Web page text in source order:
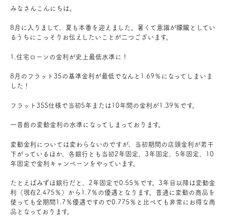
モデルハウス見学・ご予約
お問い合わせ
会員登録
資料請求
オンライン無料相談
みなさんこんにちは。
8月に入りまして、夏も本番を迎えました。暑くて意識が朦朧としてい
るうちにこっそりお伝えしたいことが二つございます。
1.住宅ローンの金利が史上最低水準に！
8月のフラット35の基準金利が最低でなんと1.69％になってしまいま
した！
フラット35S仕様で当初5年または10年間の金利が1.39％です。
一昔前の変動金利の水準になってしまっております。
変動金利については変わらないのですが、当初期間の店頭金利が若干
下がっているほか、各銀行とも当初2年固定、3年固定、5年固定、10
年固定で金利キャンペーンをやっています。
たとえばみずほ銀行だと、2年固定で0.55％です。3年目以降は変動金
利（現在2.475％）から1.7％の優遇となります。普通に変動の商品を
使っても全期間1.7％優遇ですので0.775％と比べても非常にお得な商
品となっております。